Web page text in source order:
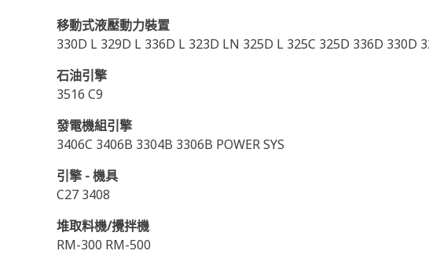
移動式液壓動力裝置
330D L 329D L 336D L 323D LN 325D L 325C 325D 336D 330D
石油引擎
3516 C9
發電機組引擎
3406C 3406B 3304B 3306B POWER SYS
引擎 - 機具
C27 3408
堆取料機/攪拌機
RM-300 RM-500